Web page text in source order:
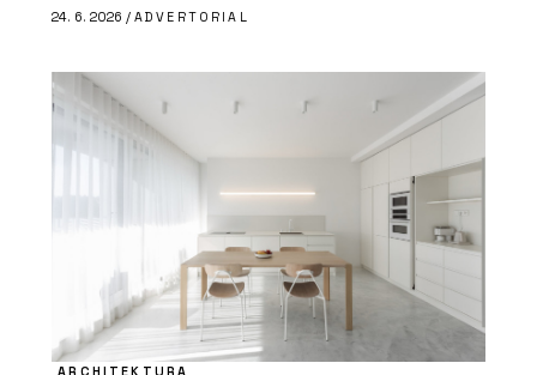
24. 6. 2026 / ADVERTORIAL
ARCHITEKTURA